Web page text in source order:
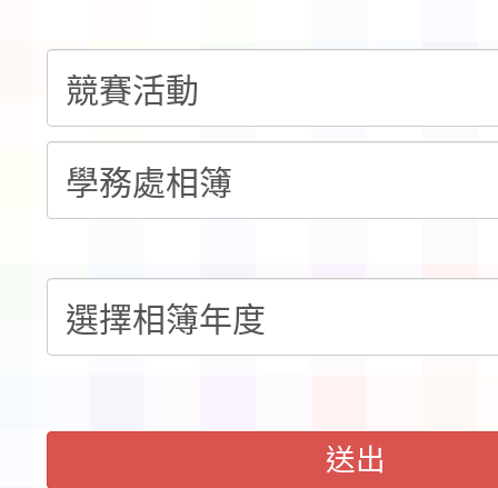
0 小時業訓練課程
轉知本市體育總會划船
「115年桃園市運動會
錦標賽」海洋艇及
域)，申請變更地點
「114-115年度
計畫」公費接種對象擴
115學年度迎新活動暨
童軍小隊長訓練營活動
送出